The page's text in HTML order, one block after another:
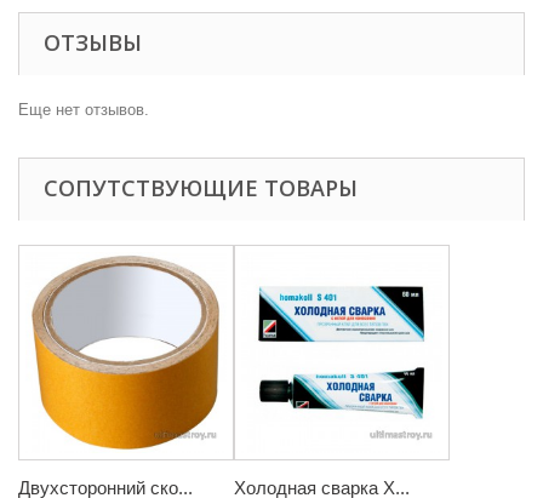
ОТЗЫВЫ
Еще нет отзывов.
СОПУТСТВУЮЩИЕ ТОВАРЫ
Двухсторонний ско... Холодная сварка Х...